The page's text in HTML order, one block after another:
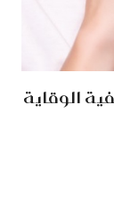
الوقاية